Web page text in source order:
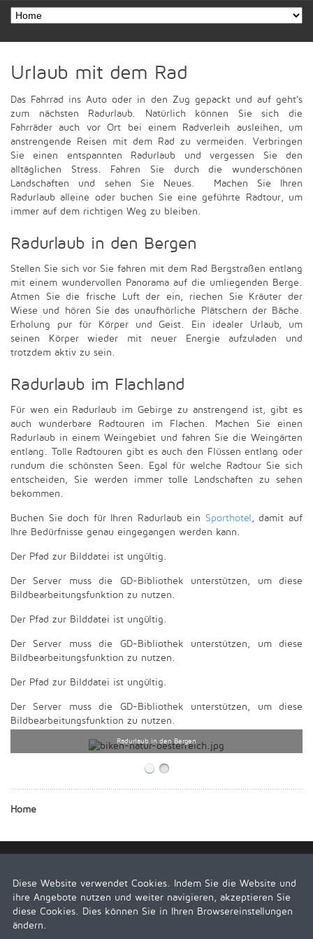
Urlaub mit dem Rad
Das Fahrrad ins Auto oder in den Zug gepackt und auf geht’s
zum nächsten Radurlaub. Natürlich können Sie sich die
Fahrräder auch vor Ort bei einem Radverleih ausleihen, um
anstrengende Reisen mit dem Rad zu vermeiden. Verbringen
Sie einen entspannten Radurlaub und vergessen Sie den
alltäglichen Stress. Fahren Sie durch die wunderschönen
Landschaften und sehen Sie Neues. Machen Sie Ihren
Radurlaub alleine oder buchen Sie eine geführte Radtour, um
immer auf dem richtigen Weg zu bleiben.
Radurlaub in den Bergen
Stellen Sie sich vor Sie fahren mit dem Rad Bergstraßen entlang
mit einem wundervollen Panorama auf die umliegenden Berge.
Atmen Sie die frische Luft der ein, riechen Sie Kräuter der
Wiese und hören Sie das unaufhörliche Plätschern der Bäche.
Erholung pur für Körper und Geist. Ein idealer Urlaub, um
seinen Körper wieder mit neuer Energie aufzuladen und
trotzdem aktiv zu sein.
Radurlaub im Flachland
Für wen ein Radurlaub im Gebirge zu anstrengend ist, gibt es
auch wunderbare Radtouren im Flachen. Machen Sie einen
Radurlaub in einem Weingebiet und fahren Sie die Weingärten
entlang. Tolle Radtouren gibt es auch den Flüssen entlang oder
rundum die schönsten Seen. Egal für welche Radtour Sie sich
entscheiden, Sie werden immer tolle Landschaften zu sehen
bekommen.
Buchen Sie doch für Ihren Radurlaub ein Sporthotel , damit auf
Ihre Bedürfnisse genau eingegangen werden kann.
Der Pfad zur Bilddatei ist ungültig.
Der Server muss die GD-Bibliothek unterstützen, um diese
Bildbearbeitungsfunktion zu nutzen.
Der Pfad zur Bilddatei ist ungültig.
Der Server muss die GD-Bibliothek unterstützen, um diese
Bildbearbeitungsfunktion zu nutzen.
Der Pfad zur Bilddatei ist ungültig.
Der Server muss die GD-Bibliothek unterstützen, um diese
Bildbearbeitungsfunktion zu nutzen.
Radurlaub in den Bergen
Home
Diese Website verwendet Cookies. Indem Sie die Website und
ihre Angebote nutzen und weiter navigieren, akzeptieren Sie
diese Cookies. Dies können Sie in Ihren Browsereinstellungen
ändern.